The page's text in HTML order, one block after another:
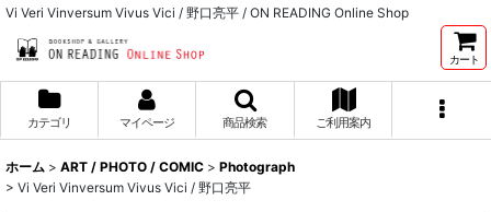
Vi Veri Vinversum Vivus Vici / 野口亮平 / ON READING Online Shop
カート
カテゴリ マイページ 商品検索 ご利用案内
ホーム > ART / PHOTO / COMIC > Photograph
> Vi Veri Vinversum Vivus Vici / 野口亮平